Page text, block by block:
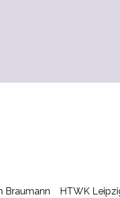
Braumann HTWK